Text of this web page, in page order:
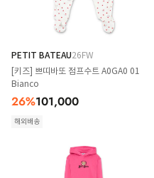
PETIT BATEAU26FW
[키즈] 쁘띠바또 점프수트 A0GA0 01
Bianco
26%101,000
해외배송